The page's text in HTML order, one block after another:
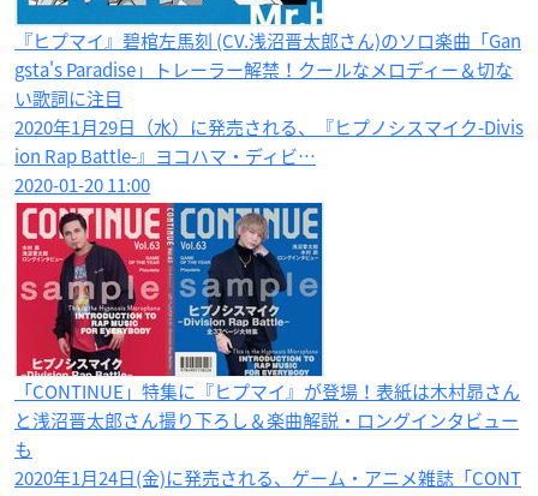
『ヒプマイ』碧棺左馬刻 (CV.浅沼晋太郎さん)のソロ楽曲「Gan
gsta's Paradise」トレーラー解禁！クールなメロディー＆切な
い歌詞に注目
2020年1月29日（水）に発売される、『ヒプノシスマイク-Divis
ion Rap Battle-』ヨコハマ・ディビ…
2020-01-20 11:00
「CONTINUE」特集に『ヒプマイ』が登場！表紙は木村昴さん
と浅沼晋太郎さん撮り下ろし＆楽曲解説・ロングインタビュー
も
2020年1月24日(金)に発売される、ゲーム・アニメ雑誌「CONT